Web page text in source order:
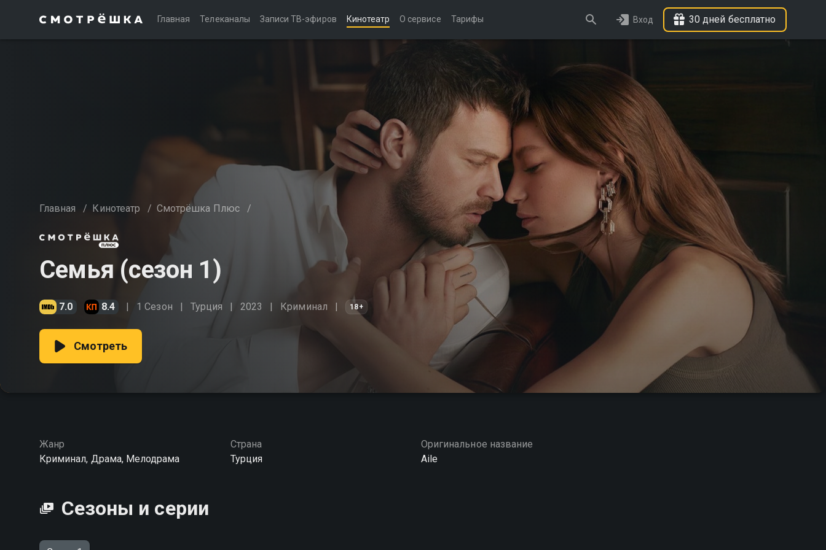
Главная Телеканалы Записи ТВ-эфиров Кинотеатр О сервисе Тарифы Вход 30 дней бесплатно
Главная / Кинотеатр / Смотрёшка Плюс /
Семья (сезон 1)
7.0 8.4 1 Сезон Турция 2023 Криминал 18+
Смотреть
Жанр
Криминал, Драма, Мелодрама
Страна
Турция
Оригинальное название
Aile
Сезоны и серии